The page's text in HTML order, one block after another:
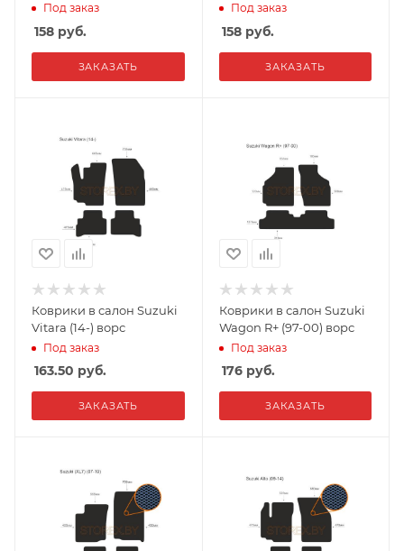
Под заказ
158 руб.
ЗАКАЗАТЬ
Под заказ
158руб.
ЗАКАЗАТЬ
Коврики в салон Suzuki
Vitara (14-) ворс
Под заказ
163.50 руб.
ЗАКАЗАТЬ
Коврики в салон Suzuki
Wagon R+ (97-00) ворс
Под заказ
176руб.
ЗАКАЗАТЬ